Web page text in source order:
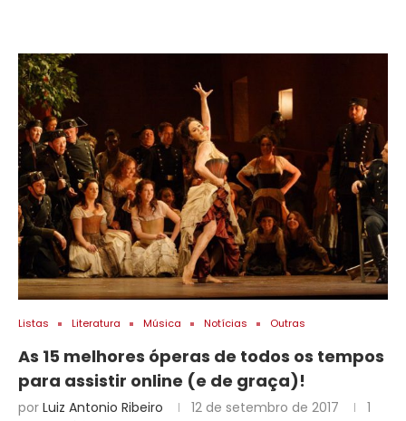
Listas Literatura Música Notícias Outras
As 15 melhores óperas de todos os tempos
para assistir online (e de graça)!
por Luiz Antonio Ribeiro 12 de setembro de 2017
1